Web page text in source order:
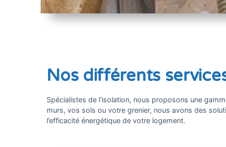
Nos différents
Spécialistes de l’isolation, nous proposons une
murs, vos sols ou votre grenier, nous avons des
l’efficacité énergétique de votre logement.